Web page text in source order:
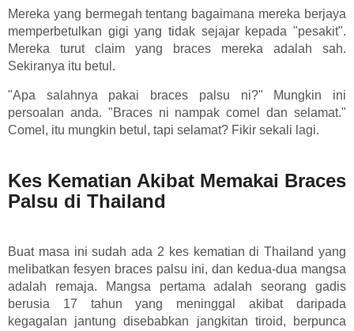
Mereka yang bermegah tentang bagaimana mereka berjaya
memperbetulkan gigi yang tidak sejajar kepada "pesakit".
Mereka turut claim yang braces mereka adalah sah.
Sekiranya itu betul.
"Apa salahnya pakai braces palsu ni?" Mungkin ini
persoalan anda. "Braces ni nampak comel dan selamat."
Comel, itu mungkin betul, tapi selamat? Fikir sekali lagi.
Kes Kematian Akibat Memakai Braces
Palsu di Thailand
Buat masa ini sudah ada 2 kes kematian di Thailand yang
melibatkan fesyen braces palsu ini, dan kedua-dua mangsa
adalah remaja. Mangsa pertama adalah seorang gadis
berusia 17 tahun yang meninggal akibat daripada
kegagalan jantung disebabkan jangkitan tiroid, berpunca